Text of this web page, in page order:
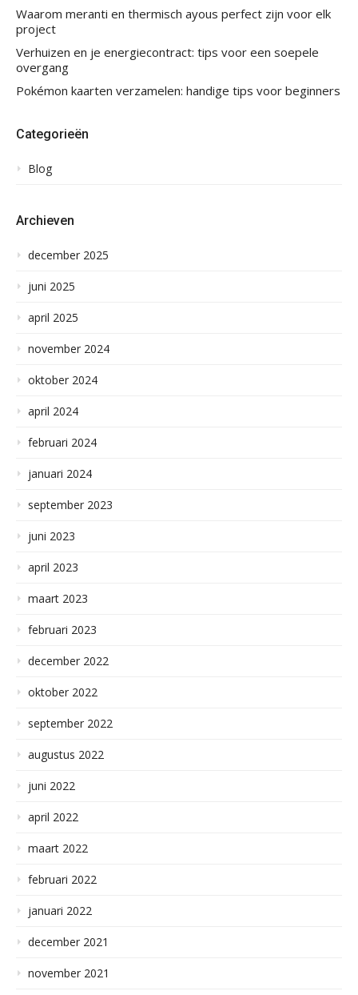
Waarom meranti en thermisch ayous perfect zijn voor elk
project
Verhuizen en je energiecontract: tips voor een soepele
overgang
Pokémon kaarten verzamelen: handige tips voor beginners
Categorieën
Blog
Archieven
december 2025
juni 2025
april 2025
november 2024
oktober 2024
april 2024
februari 2024
januari 2024
september 2023
juni 2023
april 2023
maart 2023
februari 2023
december 2022
oktober 2022
september 2022
augustus 2022
juni 2022
april 2022
maart 2022
februari 2022
januari 2022
december 2021
november 2021